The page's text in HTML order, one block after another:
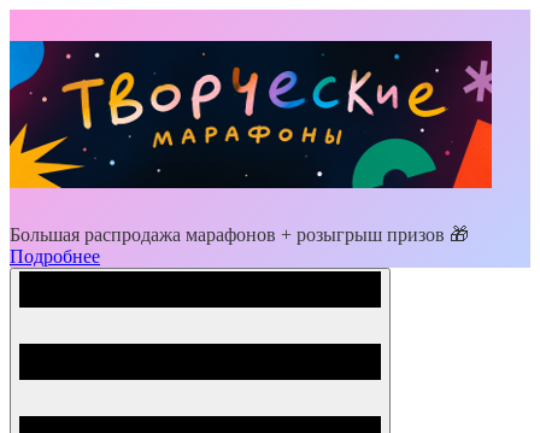
Большая распродажа марафонов + розыгрыш призов 🎁
Подробнее